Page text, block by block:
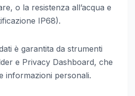
o la resistenza all’acqua e
IP68).
è garantita da strumenti
e Privacy Dashboard, che
informazioni personali.